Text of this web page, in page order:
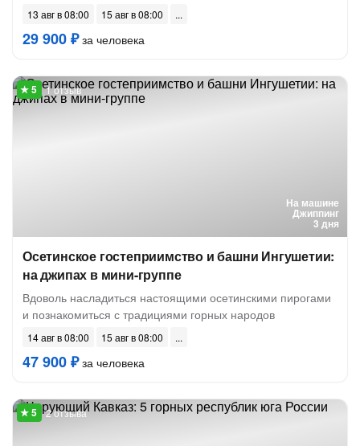
13 авг в 08:00 15 авг в 08:00
29 900 ₽за человека
На машине
Джиппинг
3 дня
1 отзыв
Осетинское гостеприимство и башни Ингушетии:
на джипах в мини-группе
Вдоволь насладиться настоящими осетинскими пирогами
и познакомиться с традициями горных народов
14 авг в 08:00 15 авг в 08:00
47 900 ₽за человека
2 отзыва